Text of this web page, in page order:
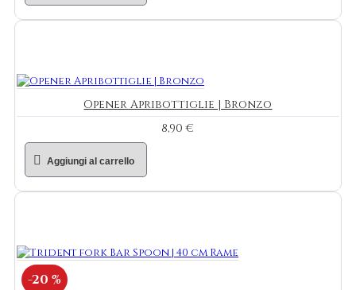
Opener Apribottiglie | Bronzo
8,90 €
Aggiungi al carrello
-20 %